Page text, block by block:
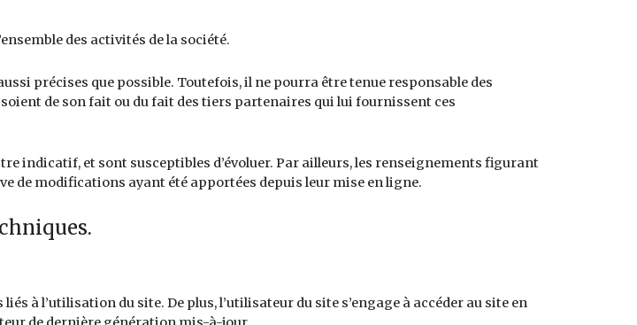
des activités de la société.
précises que possible. Toutefois, il ne pourra être tenue responsable des
de son fait ou du fait des tiers partenaires qui lui fournissent ces
indicatif, et sont susceptibles d’évoluer. Par ailleurs, les renseignements figurant
de modifications ayant été apportées depuis leur mise en ligne.
à l’utilisation du site. De plus, l’utilisateur du site s’engage à accéder au site en